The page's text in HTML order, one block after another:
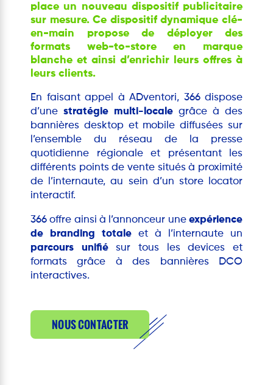
place un nouveau dispositif publicitaire
sur mesure. Ce dispositif dynamique clé-
en-main propose de déployer des
formats web-to-store en marque
blanche et ainsi d’enrichir leurs offres à
leurs clients.
En faisant appel à ADventori, 366 dispose
d’une stratégie multi-locale grâce à des
bannières desktop et mobile diffusées sur
l’ensemble du réseau de la presse
quotidienne régionale et présentant les
différents points de vente situés à proximité
de l’internaute, au sein d’un store locator
interactif.
366 offre ainsi à l’annonceur une expérience
de branding totale et à l’internaute un
parcours unifiésur tous les devices et
formats grâce à des bannières DCO
interactives.
NOUS CONTACTER